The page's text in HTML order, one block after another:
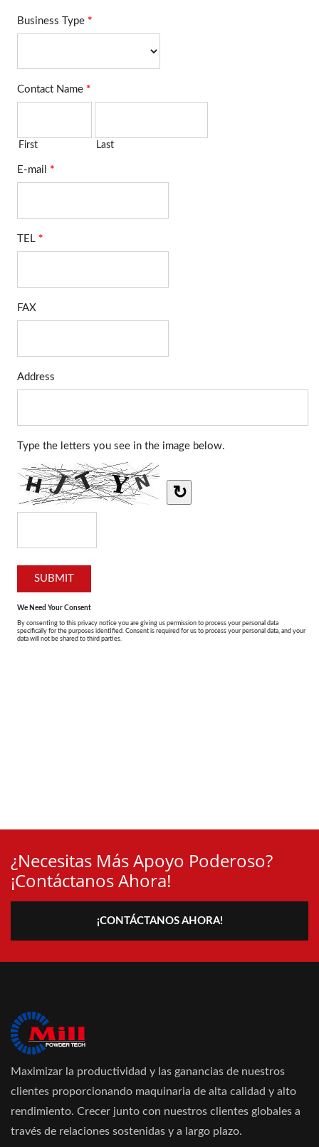
¿Necesitas Más Apoyo Poderoso?
¡Contáctanos Ahora!
¡CONTÁCTANOS AHORA!
Maximizar la productividad y las ganancias de nuestros
clientes proporcionando maquinaria de alta calidad y alto
rendimiento. Crecer junto con nuestros clientes globales a
través de relaciones sostenidas y a largo plazo.